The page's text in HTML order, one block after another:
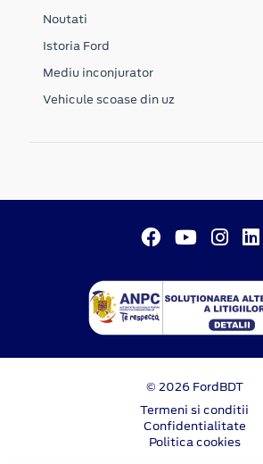
Noutati
Istoria Ford
Mediu inconjurator
Vehicule scoase din uz
© 2026 FordBDT
Termeni si conditii
Confidentialitate
Politica cookies